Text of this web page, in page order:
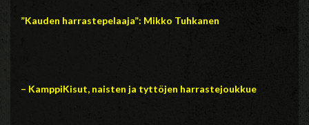
”Kauden harrastepelaaja”: Mikko Tuhkanen
– KamppiKisut, naisten ja tyttöjen harrastejoukkue